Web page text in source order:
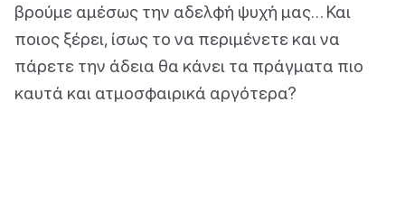
βρούμε αμέσως την αδελφή ψυχή μας… Και
ποιος ξέρει, ίσως το να περιμένετε και να
πάρετε την άδεια θα κάνει τα πράγματα πιο
καυτά και ατμοσφαιρικά αργότερα?